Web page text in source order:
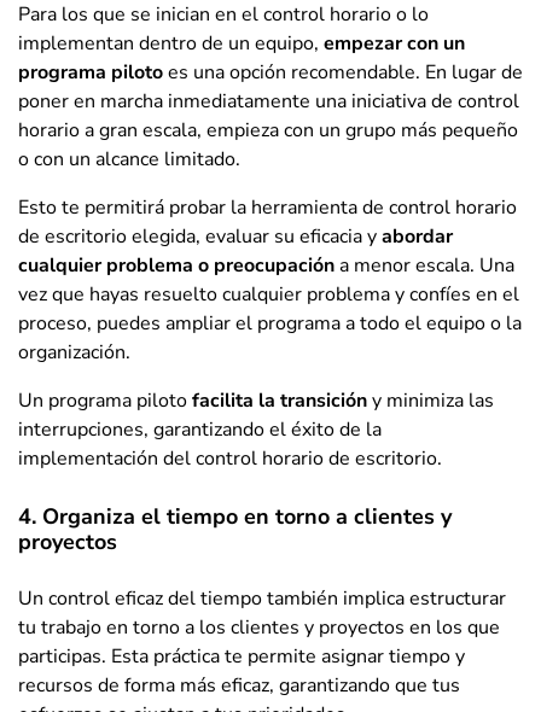
Para los que se inician en el control horario o lo
implementan dentro de un equipo, empezar con un
programa pilotoes una opción recomendable. En lugar de
poner en marcha inmediatamente una iniciativa de control
horario a gran escala, empieza con un grupo más pequeño
o con un alcance limitado.
Esto te permitirá probar la herramienta de control horario
de escritorio elegida, evaluar su eficacia yabordar
cualquier problema o preocupacióna menor escala. Una
vez que hayas resuelto cualquier problema y confíes en el
proceso, puedes ampliar el programa a todo el equipo o la
organización.
Un programa pilotofacilita la transicióny minimiza las
interrupciones, garantizando el éxito de la
implementación del control horario de escritorio.
4. Organiza el tiempo en torno a clientes y
proyectos
Un control eficaz del tiempo también implica estructurar
tu trabajo en torno a los clientes y proyectos en los que
participas. Esta práctica te permite asignar tiempo y
recursos de forma más eficaz, garantizando que tus